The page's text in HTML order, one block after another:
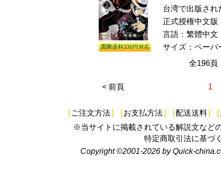
台湾で出版され
正式授権中文版
言語：繁體中文
サイズ：ペーパ
全196
< 前頁 1
[ ご注文方法] [お支払方法] [配送送料] [
※当サイトに掲載されている解説文など
特定商取引法に基づ
Copyright ©2001-2026 by Quick-